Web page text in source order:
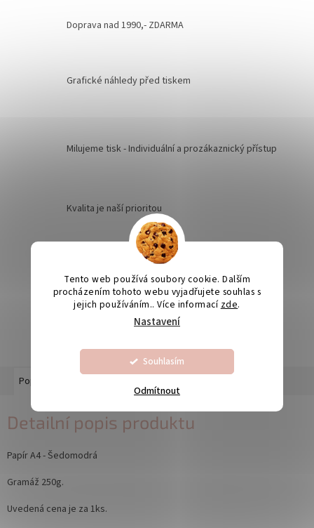
Tento web používá soubory cookie. Dalším
procházením tohoto webu vyjadřujete souhlas s
jejich používáním.. Více informací zde.
Nastavení
Odmítnout
Souhlasím
Doprava nad 1990,- ZDARMA
Grafické náhledy před tiskem
Milujeme tisk - Individuální a prozákaznický přístup
Kvalita je naší prioritou
Odesíláme na Slovensko
Výroba svatebních oznámení 5-10 dnů
Popis
Detailní popis produktu
Papír A4 - Šedomodrá
Gramáž 250g.
Uvedená cena je za 1ks.